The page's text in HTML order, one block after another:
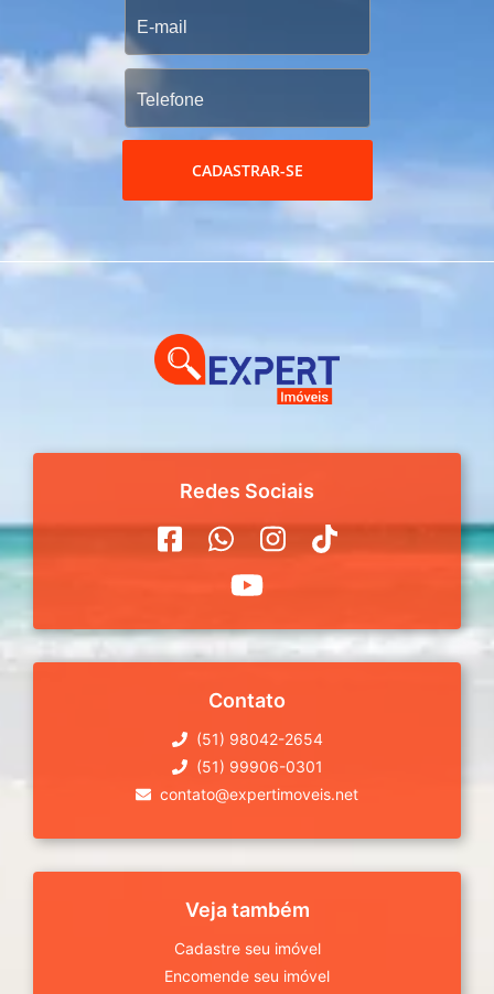
CADASTRAR-SE
Redes Sociais
Contato
(51) 98042-2654
(51) 99906-0301
contato@expertimoveis.net
Veja também
Cadastre seu imóvel
Encomende seu imóvel